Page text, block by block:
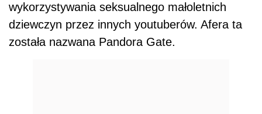
wykorzystywania seksualnego małoletnich
dziewczyn przez innych youtuberów. Afera ta
została nazwana Pandora Gate.